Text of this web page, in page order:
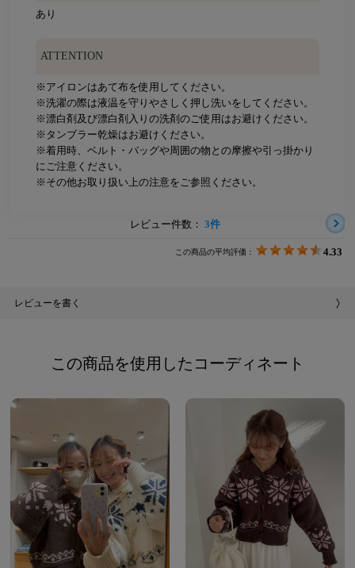
あり
ATTENTION
※アイロンはあて布を使用してください。
※洗濯の際は液温を守りやさしく押し洗いをしてください。
※漂白剤及び漂白剤入りの洗剤のご使用はお避けください。
※タンブラー乾燥はお避けください。
※着用時、ベルト・バッグや周囲の物との摩擦や引っ掛かり
にご注意ください。
※その他お取り扱い上の注意をご参照ください。
レビュー件数： 3件
この商品の平均評価： 4.33
レビューを書く
この商品を使用したコーディネート